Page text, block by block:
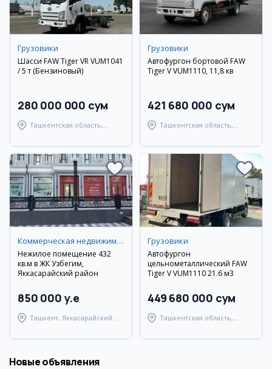
Грузовики
Шасси FAW Tiger VR VUM1041
/ 5 т (Бензиновый)
280 000 000 сум
Ташкентская область,
Грузовики
Автофургон бортовой FAW
Tiger V VUM1110, 11,8 кв
421 680 000 сум
Ташкентская область,
Коммерческая недвижимость
Нежилое помещение 432
кв.м в ЖК Узбегим,
Яккасарайский район
850 000 y.e
Ташкент, Яккасарайский
Грузовики
Автофургон
цельнометаллический FAW
Tiger V VUM1110 21.6 м3
449 680 000 сум
Ташкентская область,
Новые объявления